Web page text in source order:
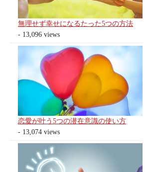
無理せず幸せになるたった5つの方法
- 13,096 views
恋愛が叶う5つの潜在意識の使い方
- 13,074 views